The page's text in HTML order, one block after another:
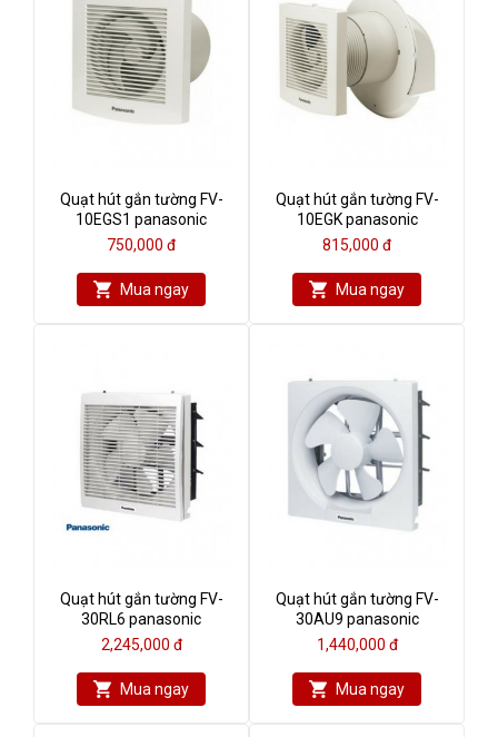
Quạt hút gắn tường FV-
10EGS1 panasonic
750,000 đ
Mua ngay
Quạt hút gắn tường FV-
10EGK panasonic
815,000 đ
Mua ngay
Quạt hút gắn tường FV-
30RL6 panasonic
2,245,000 đ
Mua ngay
Quạt hút gắn tường FV-
30AU9 panasonic
1,440,000 đ
Mua ngay